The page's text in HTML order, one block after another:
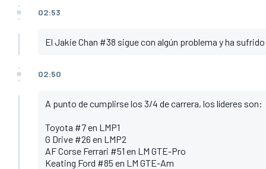
02:53
El Jakie Chan #38 sigue con algún problema y ha
02:50
A punto de cumplirse los 3/4 de carrera, los líderes son:
Toyota #7 en LMP1
G Drive #26 en LMP2
AF Corse Ferrari #51 en LM GTE-Pro
Keating Ford #85 en LM GTE-Am